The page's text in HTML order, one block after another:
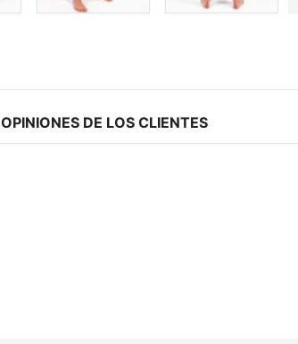
OPINIONES DE LOS CLIENTES